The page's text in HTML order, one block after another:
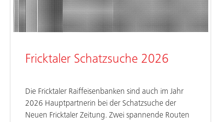
Fricktaler Schatzsuche 2026
Die Fricktaler Raiffeisenbanken sind auch im Jahr
2026 Hauptpartnerin bei der Schatzsuche der
Neuen Fricktaler Zeitung. Zwei spannende Routen